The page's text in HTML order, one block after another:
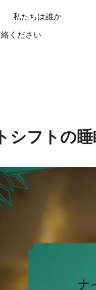
私たちは誰か
ください
シフトの